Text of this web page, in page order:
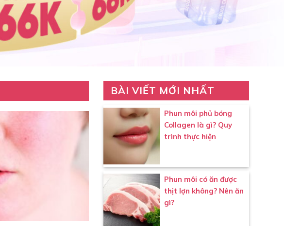
BÀI VIẾT MỚI NHẤT
Phun môi phủ bóng
Collagen là gì? Quy
trình thực hiện
Phun môi có ăn được
thịt lợn không? Nên ăn
gì?